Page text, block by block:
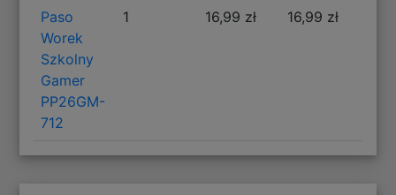
Paso
Worek
Szkolny
Gamer
PP26GM-
712
1 16,99 zł 16,99 zł